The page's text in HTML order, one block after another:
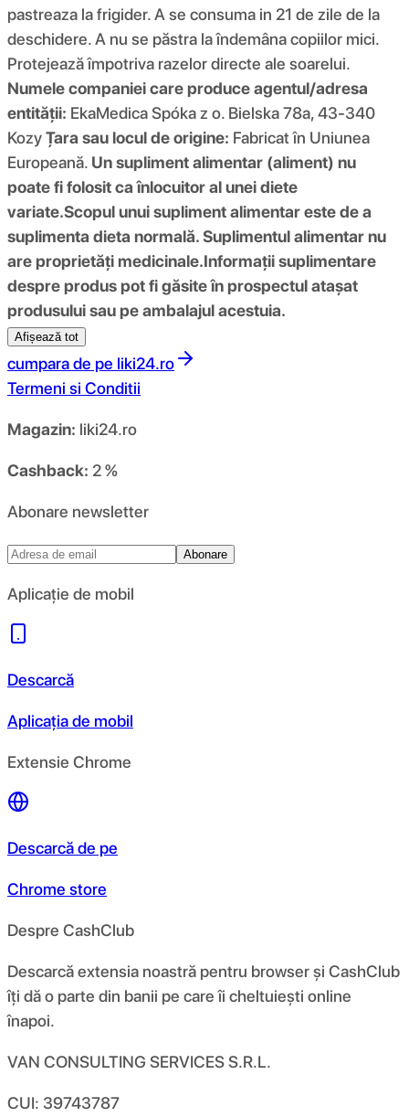
pastreaza la frigider. A se consuma in 21 de zile de la
deschidere. A nu se păstra la îndemâna copiilor mici.
Protejează împotriva razelor directe ale soarelui.
Numele companiei care produce agentul/adresa
entității: EkaMedica Spóka z o. Bielska 78a, 43-340
KozyȚara sau locul de origine: Fabricat în Uniunea
Europeană. Un supliment alimentar (aliment) nu
poate fi folosit ca înlocuitor al unei diete
variate.Scopul unui supliment alimentar este de a
suplimenta dieta normală. Suplimentul alimentar nu
are proprietăți medicinale.Informații suplimentare
despre produs pot fi găsite în prospectul atașat
produsului sau pe ambalajul acestuia.
Afișează tot
cumpara de pe liki24.ro
Termeni si Conditii
Magazin: liki24.ro
Cashback: 2 %
Abonare newsletter
Abonare
Aplicație de mobil
Descarcă
Aplicația de mobil
Extensie Chrome
Descarcă de pe
Chrome store
Despre CashClub
Descarcă extensia noastră pentru browser și CashClub
îți dă o parte din banii pe care îi cheltuiești online
înapoi.
VAN CONSULTING SERVICES S.R.L.
CUI: 39743787